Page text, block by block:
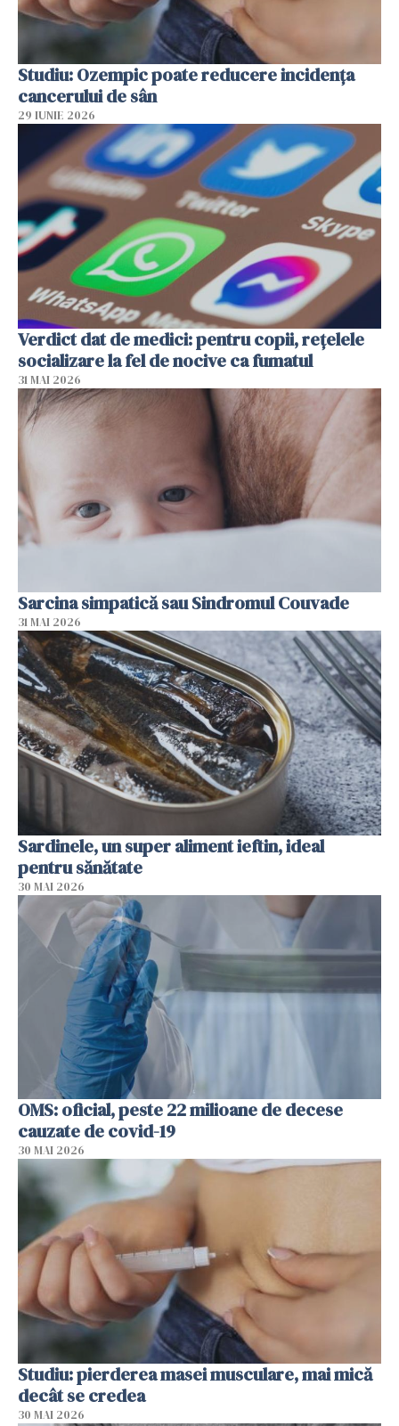
Studiu: Ozempic poate reducere incidența
cancerului de sân
29 IUNIE 2026
Verdict dat de medici: pentru copii, rețelele
socializare la fel de nocive ca fumatul
31 MAI 2026
Sarcina simpatică sau Sindromul Couvade
31 MAI 2026
Sardinele, un super aliment ieftin, ideal
pentru sănătate
30 MAI 2026
OMS: oficial, peste 22 milioane de decese
cauzate de covid-19
30 MAI 2026
Studiu: pierderea masei musculare, mai mică
decât se credea
30 MAI 2026